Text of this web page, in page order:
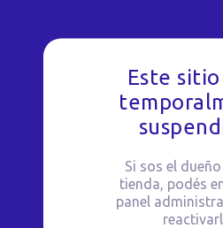
Este
Si sos el
tienda, podés
panel